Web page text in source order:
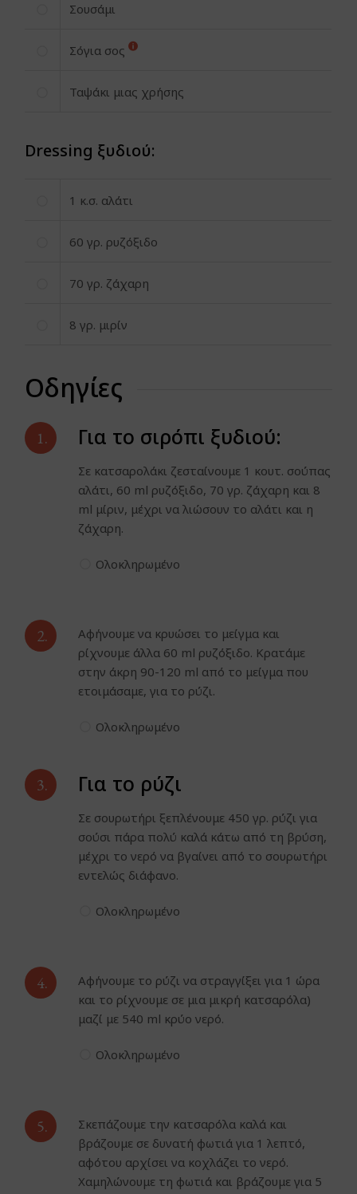
Σουσάμι
Σόγια σος
Ταψάκι μιας χρήσης
Dressing ξυδιού:
1 κ.σ. αλάτι
60 γρ. ρυζόξιδο
70 γρ. ζάχαρη
8 γρ. μιρίν
Οδηγίες
1. Για το σιρόπι ξυδιού:
Σε κατσαρολάκι ζεσταίνουμε 1 κουτ. σούπας
αλάτι, 60 ml ρυζόξιδο, 70 γρ. ζάχαρη και 8
ml μίριν, μέχρι να λιώσουν το αλάτι και η
ζάχαρη.
Ολοκληρωμένο
2.
Αφήνουμε να κρυώσει το μείγμα και
ρίχνουμε άλλα 60 ml ρυζόξιδο. Κρατάμε
στην άκρη 90-120 ml από το μείγμα που
ετοιμάσαμε, για το ρύζι.
Ολοκληρωμένο
3. Για το ρύζι
Σε σουρωτήρι ξεπλένουμε 450 γρ. ρύζι για
σούσι πάρα πολύ καλά κάτω από τη βρύση,
μέχρι το νερό να βγαίνει από το σουρωτήρι
εντελώς διάφανο.
Ολοκληρωμένο
4.
Αφήνουμε το ρύζι να στραγγίξει για 1 ώρα
και το ρίχνουμε σε μια μικρή κατσαρόλα)
μαζί με 540 ml κρύο νερό.
Ολοκληρωμένο
5.
Σκεπάζουμε την κατσαρόλα καλά και
βράζουμε σε δυνατή φωτιά για 1 λεπτό,
αφότου αρχίσει να κοχλάζει το νερό.
Χαμηλώνουμε τη φωτιά και βράζουμε για 5